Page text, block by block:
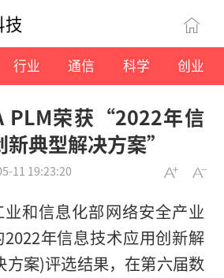
技
行业 通信 科学 创业
PLM荣获“2022年信
典型解决方案”
11 19:23:20
业和信息化部网络安全产业
年信息技术应用创新解
方案)评选结果，在第六届数